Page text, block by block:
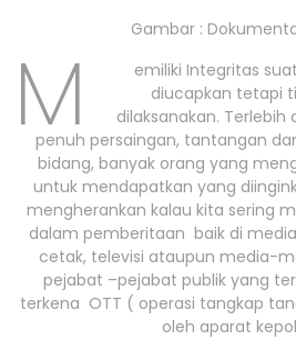
Gambar :
M
emiliki Integritas
diucapkan tetapi
dilaksanakan.
penuh persaingan, tantangan
bidang, banyak orang yang
untuk mendapatkan yang
mengherankan kalau kita sering
dalam pemberitaan baik di
cetak, televisi ataupun media-
pejabat –pejabat publik yang
terkena OTT ( operasi tangkap
oleh aparat